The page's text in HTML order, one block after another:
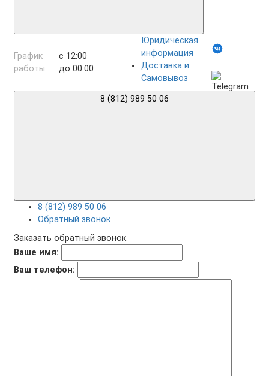
График
работы:
с 12:00
до 00:00
Юридическая
информация
Доставка и
Самовывоз
8 (812) 989 50 06
Обратный звонок
Заказать обратный звонок
Ваше имя:
Ваш телефон: